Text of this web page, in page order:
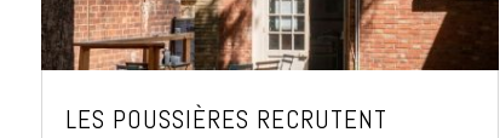
LES POUSSIÈRES RECRUTENT